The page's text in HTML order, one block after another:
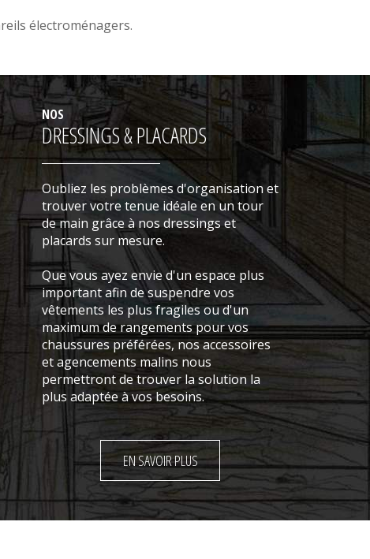
électroménagers.
NOS
DRESSINGS & PLACARDS
Oubliez les problèmes d'organisation et
trouver votre tenue idéale en un tour
de main grâce à nos dressings et
placards sur mesure.
Que vous ayez envie d'un espace plus
important afin de suspendre vos
vêtements les plus fragiles ou d'un
maximum de rangements pour vos
chaussures préférées, nos accessoires
et agencements malins nous
permettront de trouver la solution la
plus adaptée à vos besoins.
EN SAVOIR PLUS